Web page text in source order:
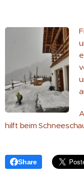
hilft beim
Share